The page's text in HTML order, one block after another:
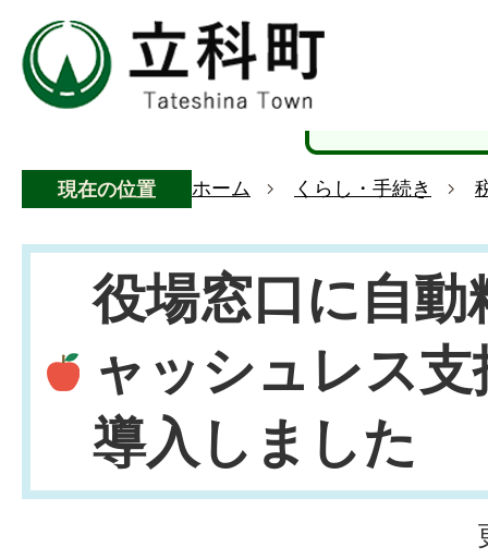
現在の位置 ホーム くらし・手続き
役場窓口に自動
ャッシュレス
導入しました